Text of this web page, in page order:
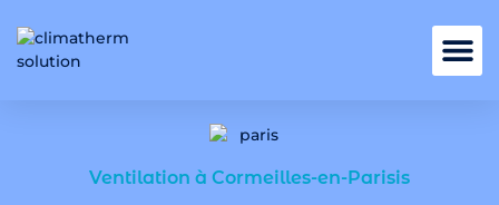
Ventilation à Cormeilles-en-Parisis